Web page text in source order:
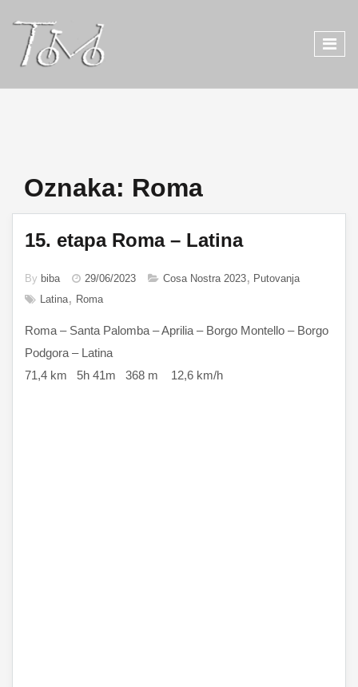
Oznaka: Roma
15. etapa Roma – Latina
By biba 29/06/2023 Cosa Nostra 2023
Putovanja
Latina
Roma
Roma – Santa Palomba – Aprilia – Borgo Montello – Borgo
Podgora – Latina
71,4 km 5h 41m 368 m 12,6 km/h